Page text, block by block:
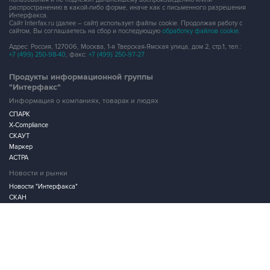
распространению в какой-либо форме, иначе как с письменного разрешения
Интерфакса.
Сайт Interfax.ru (далее – сайт) использует файлы cookie. Продолжая работу с
сайтом, Вы соглашаетесь на сбор и последующую обработку файлов cookie.
Адрес: Россия, 127006, Москва, 1-я Тверская-Ямская улица, дом 2, стр.1, тел.:
+7 (499) 250-98-40, факс: +7 (499) 250-97-27
Продукты информационной группы
"Интерфакс"
Информация о компаниях, товарах и людях
СПАРК
X-Compliance
СКАУТ
Маркер
АСТРА
Новости и рынки
Новости "Интерфакса"
СКАН